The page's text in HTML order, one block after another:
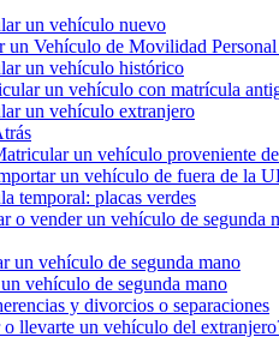
un vehículo nuevo
un Vehículo de Movilidad
un vehículo histórico
un vehículo con matrícula
un vehículo extranjero
un vehículo proveniente
un vehículo de fuera de la
temporal: placas verdes
o vender un vehículo de segunda
un vehículo de segunda mano
vehículo de segunda mano
y divorcios o separaciones
o llevarte un vehículo del